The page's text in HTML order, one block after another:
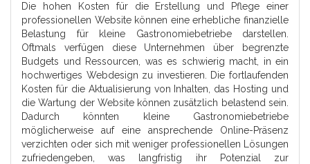
Die hohen Kosten für die Erstellung und Pflege einer
professionellen Website können eine erhebliche finanzielle
Belastung für kleine Gastronomiebetriebe darstellen.
Oftmals verfügen diese Unternehmen über begrenzte
Budgets und Ressourcen, was es schwierig macht, in ein
hochwertiges Webdesign zu investieren. Die fortlaufenden
Kosten für die Aktualisierung von Inhalten, das Hosting und
die Wartung der Website können zusätzlich belastend sein.
Dadurch könnten kleine Gastronomiebetriebe
möglicherweise auf eine ansprechende Online-Präsenz
verzichten oder sich mit weniger professionellen Lösungen
zufriedengeben, was langfristig ihr Potenzial zur